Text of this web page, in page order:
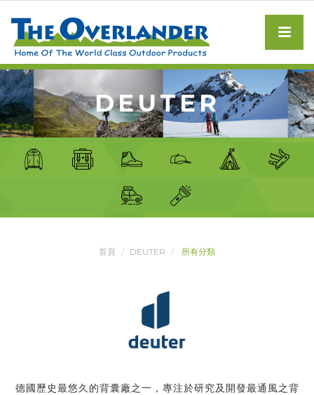
DEUTER
首頁 DEUTER 所有分類
德國歷史最悠久的背囊廠之一，專注於研究及開發最通風之背